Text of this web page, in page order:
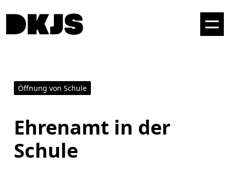
Öffnung von Schule
Ehrenamt in der
Schule